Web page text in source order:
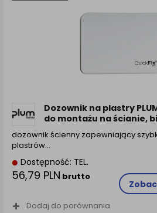
Dozownik na plastry
do montażu na ścianie,
dozownik ścienny zapewniający
plastrów…
Dostępność: TEL.
56,79 PLN brutto
Dodaj do porównania